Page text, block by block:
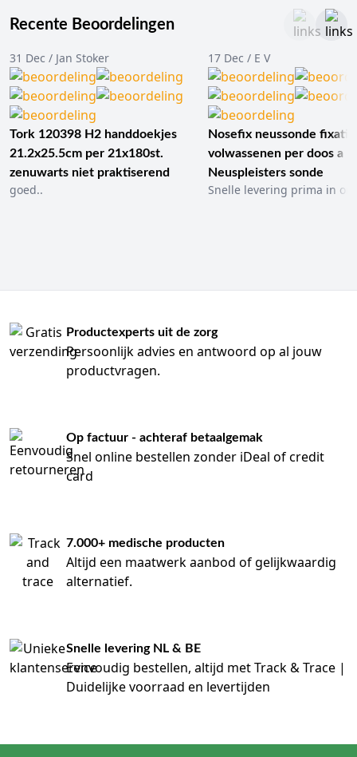
Recente Beoordelingen
31 Dec / Jan Stoker
Tork 120398 H2 handdoekjes
21.2x25.5cm per 21x180st.
zenuwarts niet praktiserend
goed..
17 Dec / E V
Nosefix neussonde
volwassenen per doos a
Neuspleisters sonde
Snelle levering prima in
Productexperts uit de zorg
Persoonlijk advies en antwoord op al jouw
productvragen.
Op factuur - achteraf betaalgemak
Snel online bestellen zonder iDeal of credit
card
7.000+ medische producten
Altijd een maatwerk aanbod of gelijkwaardig
alternatief.
Snelle levering NL & BE
Eenvoudig bestellen, altijd met Track & Trace |
Duidelijke voorraad en levertijden